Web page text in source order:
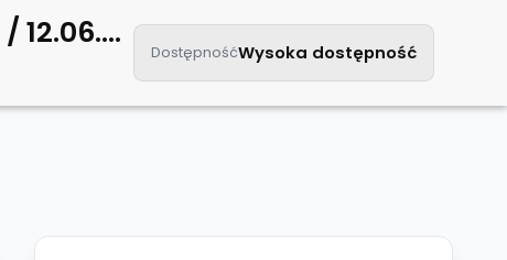
Kontakt Still of the night vol.2 / Białystok, klub Zmiana Klimatu / 12.06.2026
DostępnośćWysoka dostępność